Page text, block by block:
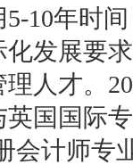
10年时
发展要
人才。
国国际
会计师专